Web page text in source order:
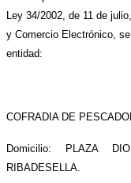
Ley 34/2002, de 11 de
y Comercio Electrónico,
entidad:
COFRADIA DE
Domicilio: PLAZA
RIBADESELLA.